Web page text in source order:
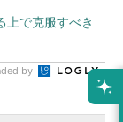
上で克服すべき
by